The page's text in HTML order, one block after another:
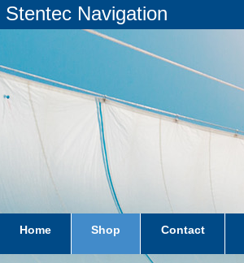
Stentec Navigation
Home Shop Contact